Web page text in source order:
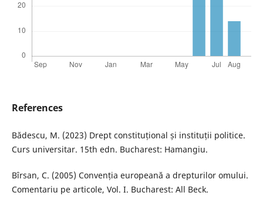
References
Bădescu, M. (2023) Drept constituțional și instituții politice.
Curs universitar. 15th edn. Bucharest: Hamangiu.
Bîrsan, C. (2005) Convenția europeană a drepturilor omului.
Comentariu pe articole, Vol. I. Bucharest: All Beck.